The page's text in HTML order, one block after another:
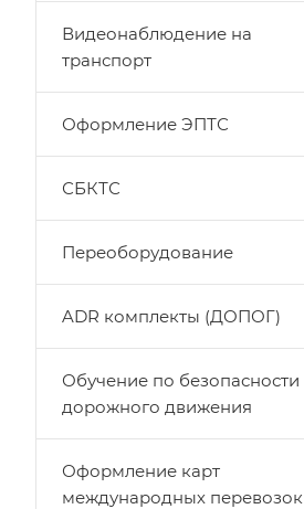
Видеонаблюдение на
транспорт
Оформление ЭПТС
СБКТС
Переоборудование
ADR комплекты (ДОПОГ)
Обучение по безопасности
дорожного движения
Оформление карт
международных перевозок